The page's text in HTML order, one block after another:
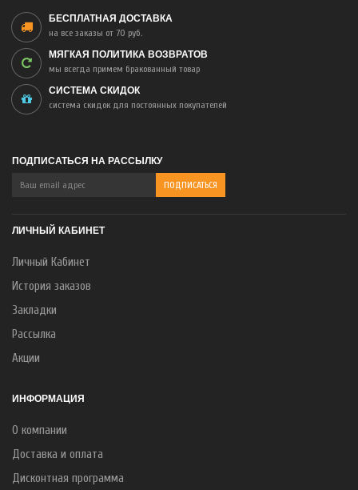
БЕСПЛАТНАЯ ДОСТАВКА
на все заказы от 70 руб.
МЯГКАЯ ПОЛИТИКА ВОЗВРАТОВ
мы всегда примем бракованный товар
СИСТЕМА СКИДОК
система скидок для постоянных покупателей
ПОДПИСАТЬСЯ НА РАССЫЛКУ
ЛИЧНЫЙ КАБИНЕТ
Личный Кабинет
История заказов
Закладки
Рассылка
Акции
ИНФОРМАЦИЯ
О компании
Доставка и оплата
Дисконтная программа